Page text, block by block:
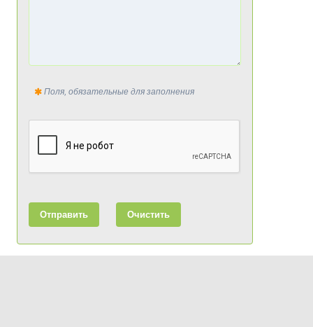
Поля, обязательные для заполнения
Отправить Очистить